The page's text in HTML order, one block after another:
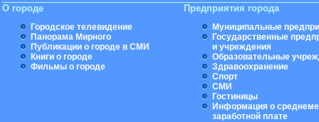
О городе
Городское телевидение
Панорама Мирного
Публикации о городе в СМИ
Книги о городе
Фильмы о городе
Предприятия города
Муниципальные
Государственные
и учреждения
Образовательные
Здравоохранение
Спорт
СМИ
Гостиницы
Информация о
заработной плате